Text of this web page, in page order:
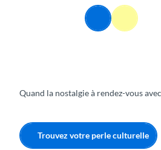
Recherche
Menu
Quand la nostalgie à rendez-vous
Trouvez votre perle culturelle